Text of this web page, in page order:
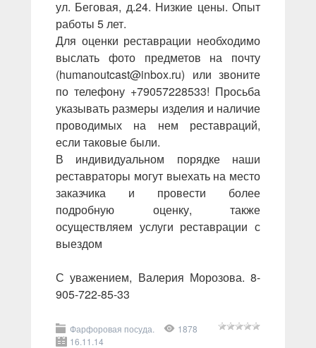
ул. Беговая, д.24. Низкие цены. Опыт
работы 5 лет.
Для оценки реставрации необходимо
выслать фото предметов на почту
(humanoutcast@inbox.ru) или звоните
по телефону +79057228533! Просьба
указывать размеры изделия и наличие
проводимых на нем реставраций,
если таковые были.
В индивидуальном порядке наши
реставраторы могут выехать на место
заказчика и провести более
подробную оценку, также
осуществляем услуги реставрации с
выездом
С уважением, Валерия Морозова. 8-
905-722-85-33
Фарфоровая посуда.
1878
16.11.14